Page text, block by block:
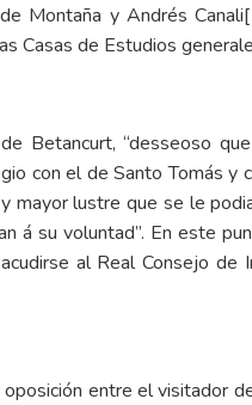
Montaña y Andrés Canali
Casas de Estudios
Betancurt, “desseoso
con el de Santo Tomás y
lustre que se le
á su voluntad”. En este
al Real Consejo
entre el visitador